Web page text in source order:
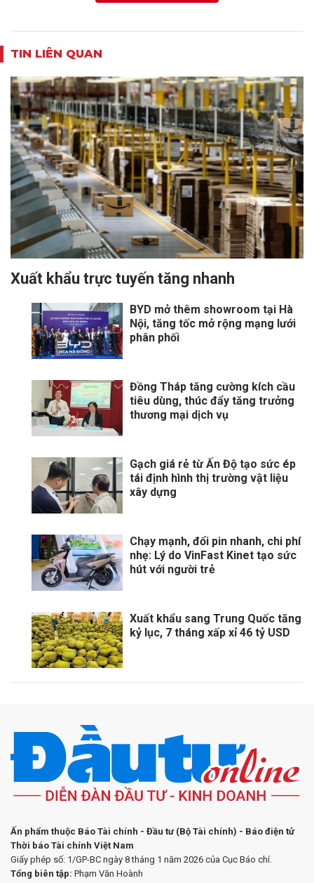
TIN LIÊN QUAN
Xuất khẩu trực tuyến tăng nhanh
BYD mở thêm showroom tại Hà
Nội, tăng tốc mở rộng mạng lưới
phân phối
Đồng Tháp tăng cường kích cầu
tiêu dùng, thúc đẩy tăng trưởng
thương mại dịch vụ
Gạch giá rẻ từ Ấn Độ tạo sức ép
tái định hình thị trường vật liệu
xây dựng
Chạy mạnh, đổi pin nhanh, chi phí
nhẹ: Lý do VinFast Kinet tạo sức
hút với người trẻ
Xuất khẩu sang Trung Quốc tăng
kỷ lục, 7 tháng xấp xỉ 46 tỷ USD
Ấn phẩm thuộc Báo Tài chính - Đầu tư (Bộ Tài chính) - Báo điện tử
Thời báo Tài chính Việt Nam
Giấy phép số: 1/GP-BC ngày 8 tháng 1 năm 2026 của Cục Báo chí.
Tổng biên tập: Phạm Văn Hoành